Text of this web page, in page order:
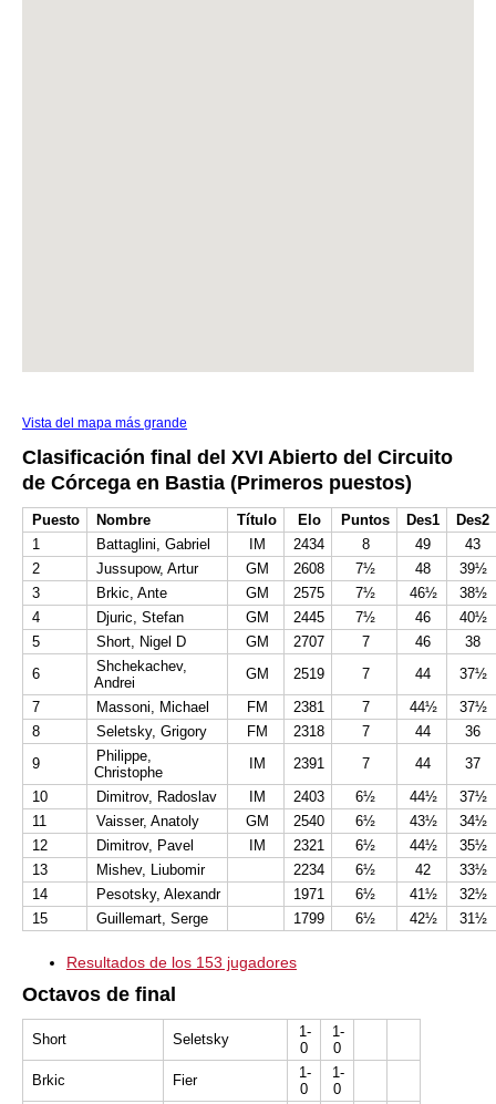
Vista del mapa más grande
Clasificación final del XVI Abierto del Circuito
de Córcega en Bastia (Primeros puestos)
Puesto Nombre Título Elo Puntos Des1
Des2
1
Battaglini, Gabriel IM 2434 8 49
43
2
Jussupow, Artur GM 2608 7½ 48
39½
3
Brkic, Ante GM 2575 7½ 46½
38½
4
Djuric, Stefan GM 2445 7½ 46
40½
5
Short, Nigel D GM 2707 7 46
38
6
Shchekachev,
Andrei
GM 2519 7 44
37½
7
Massoni, Michael FM 2381 7 44½
37½
8
Seletsky, Grigory FM 2318 7 44
36
9
Philippe,
Christophe
IM 2391 7 44
37
10
Dimitrov, Radoslav IM 2403 6½ 44½
37½
11
Vaisser, Anatoly GM 2540 6½ 43½
34½
12
Dimitrov, Pavel IM 2321 6½ 44½
35½
13
Mishev, Liubomir 2234 6½ 42
33½
14
Pesotsky, Alexandr 1971 6½ 41½
32½
15
Guillemart, Serge 1799 6½ 42½ 31½
Resultados de los 153 jugadores
Octavos de final
Short Seletsky
1-
0
1-
0
Brkic
Fier
1-
0
1-
0